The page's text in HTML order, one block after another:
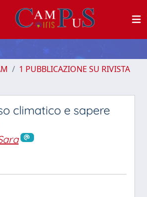
1 PUBBLICAZIONE SU RIVISTA
climatico e sapere